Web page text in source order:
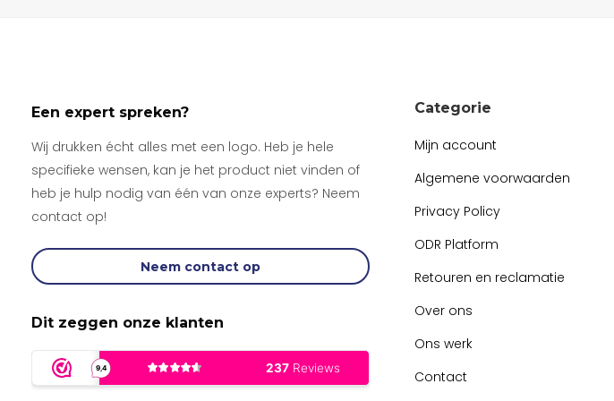
Een expert spreken?
Wij drukken écht alles met een logo. Heb je hele
specifieke wensen, kan je het product niet vinden of
heb je hulp nodig van één van onze experts? Neem
contact op!
Neem contact op
Dit zeggen onze klanten
Categorie
Mijn account
Algemene voorwaarden
Privacy Policy
ODR Platform
Retouren en reclamatie
Over ons
Ons werk
Contact